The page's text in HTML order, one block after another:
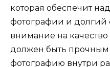
которая обеспечит
фотографии и долгий
внимание на
должен быть
фотографию внутри